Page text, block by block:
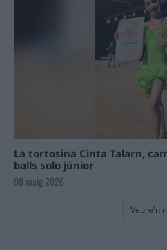
La tortosina Cinta Talarn,
balls solo júnior
08 maig 2026
Veure'n